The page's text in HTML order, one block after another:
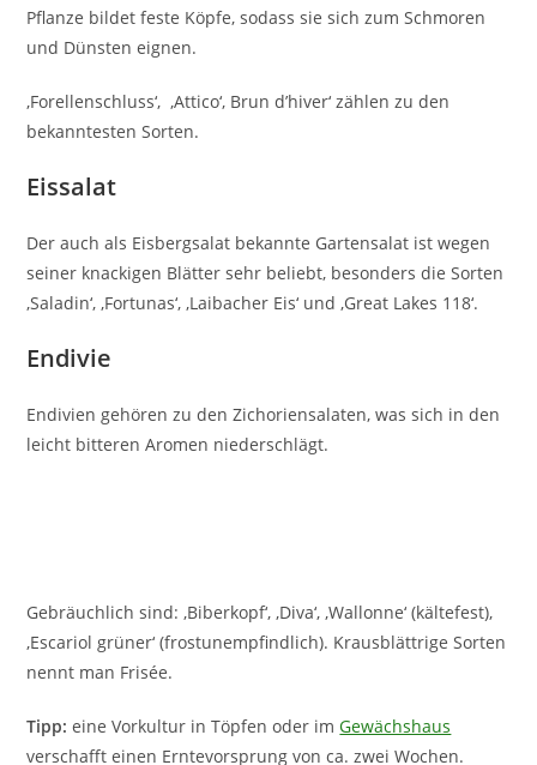
Pflanze bildet feste Köpfe, sodass sie sich zum Schmoren
und Dünsten eignen.
‚Forellenschluss‘, ‚Attico‘, Brun d’hiver‘ zählen zu den
bekanntesten Sorten.
Eissalat
Der auch als Eisbergsalat bekannte Gartensalat ist wegen
seiner knackigen Blätter sehr beliebt, besonders die Sorten
‚Saladin‘, ‚Fortunas‘, ‚Laibacher Eis‘ und ‚Great Lakes 118‘.
Endivie
Endivien gehören zu den Zichoriensalaten, was sich in den
leicht bitteren Aromen niederschlägt.
Gebräuchlich sind: ‚Biberkopf‘, ‚Diva‘, ‚Wallonne‘ (kältefest),
‚Escariol grüner‘ (frostunempfindlich). Krausblättrige Sorten
nennt man Frisée.
Tipp: eine Vorkultur in Töpfen oder imGewächshaus
verschafft einen Erntevorsprung von ca. zwei Wochen.